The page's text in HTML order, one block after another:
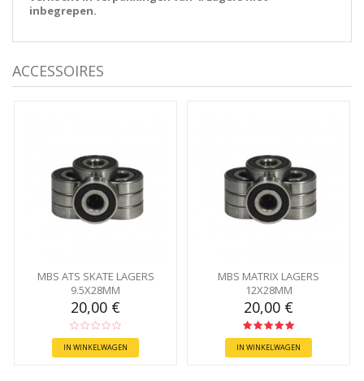
inbegrepen.
ACCESSOIRES
MBS ATS SKATE LAGERS
9.5X28MM
20,00 €
IN WINKELWAGEN
MBS MATRIX LAGERS
12X28MM
20,00 €
IN WINKELWAGEN